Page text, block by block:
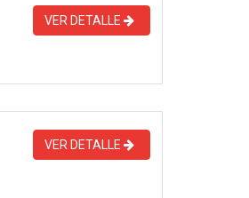
VER DETALLE
VER DETALLE